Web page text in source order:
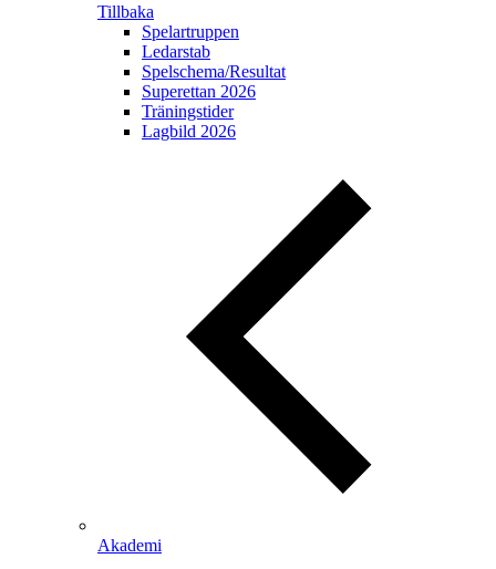
Tillbaka
Spelartruppen
Ledarstab
Spelschema/Resultat
Superettan 2026
Träningstider
Lagbild 2026
Akademi